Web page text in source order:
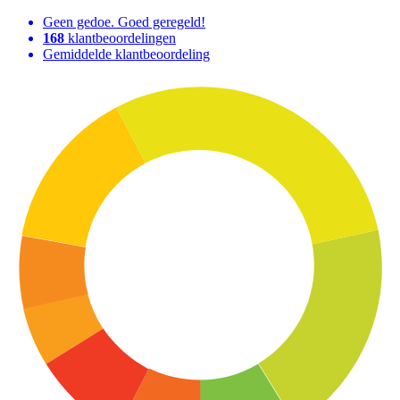
Geen gedoe. Goed geregeld!
168 klantbeoordelingen
Gemiddelde klantbeoordeling